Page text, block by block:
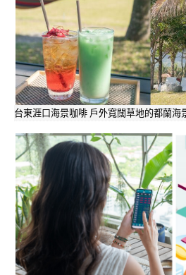
台東涯口海景咖啡 戶外寬闊草地的都蘭海